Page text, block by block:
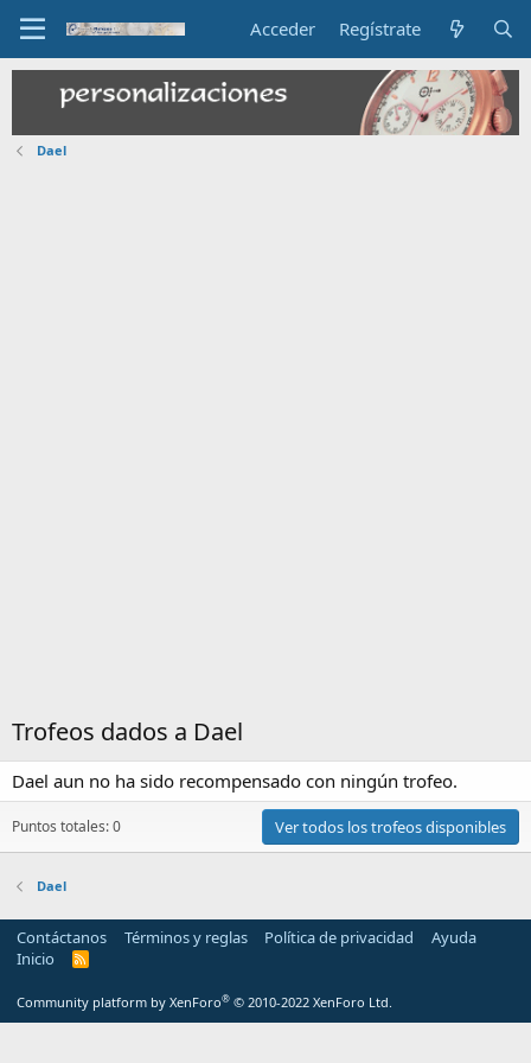
Acceder Regístrate
Dael
Trofeos dados a Dael
Dael aun no ha sido recompensado con ningún trofeo.
Puntos totales: 0 Ver todos los trofeos disponibles
Dael
Contáctanos Términos y reglas Política de privacidad
Ayuda
Inicio
R
S
Community platform by XenForo® © 2010-2022 XenForo Ltd.